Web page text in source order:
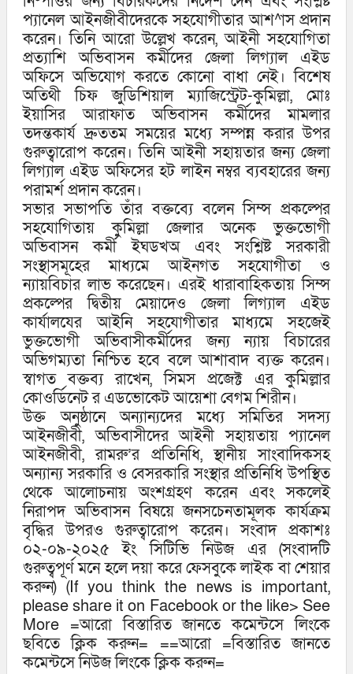
প্যানেল আইনজীবীদেরকে সহযোগীতার আশ^াস প্রদান
করেন। তিনি আরো উল্লেখ করেন, আইনী সহযোগিতা
প্রত্যাশি অভিবাসন কর্মীদের জেলা লিগ্যাল এইড
অফিসে অভিযোগ করতে কোনো বাধা নেই। বিশেষ
অতিথী চিফ জুডিশিয়াল ম্যাজিস্ট্রেট-কুমিল্লা, মোঃ
ইয়াসির আরাফাত অভিবাসন কর্মীদের মামলার
তদন্তকার্য দ্রুততম সময়ের মধ্যে সম্পন্ন করার উপর
গুরুত্বারোপ করেন। তিনি আইনী সহায়তার জন্য জেলা
লিগ্যাল এইড অফিসের হট লাইন নম্বর ব্যবহারের জন্য
পরামর্শ প্রদান করেন।
সভার সভাপতি তাঁর বক্তব্যে বলেন সিম্স প্রকল্পের
সহযোগিতায় কুমিল্লা জেলার অনেক ভুক্তভোগী
অভিবাসন কর্মী ইঘডখঅ এবং সংশ্লিষ্ট সরকারী
সংস্থাসমূহের মাধ্যমে আইনগত সহযোগীতা ও
ন্যায়বিচার লাভ করেছেন। এরই ধারাবাহিকতায় সিম্স
প্রকল্পের দ্বিতীয় মেয়াদেও জেলা লিগ্যাল এইড
কার্যালযের আইনি সহযোগীতার মাধ্যমে সহজেই
ভুক্তভোগী অভিবাসীকর্মীদের জন্য ন্যায় বিচারের
অভিগম্যতা নিশ্চিত হবে বলে আশাবাদ ব্যক্ত করেন।
স্বাগত বক্তব্য রাখেন, সিমস প্রজেক্ট এর কুমিল্লার
কোওর্ডিনেট র এডভোকেট আয়েশা বেগম শিরীন।
উক্ত অনুষ্ঠানে অন্যান্যদের মধ্যে সমিতির সদস্য
আইনজীবী, অভিবাসীদের আইনী সহায়তায় প্যানেল
আইনজীবী, রামরু’র প্রতিনিধি, স্থানীয় সাংবাদিকসহ
অন্যান্য সরকারি ও বেসরকারি সংস্থার প্রতিনিধি উপস্থিত
থেকে আলোচনায় অংশগ্রহণ করেন এবং সকলেই
নিরাপদ অভিবাসন বিষয়ে জনসচেনতামূলক কার্যক্রম
বৃদ্ধির উপরও গুরুত্বারোপ করেন। সংবাদ প্রকাশঃ
০২-০৯-২০২৫ ইং সিটিভি নিউজ এর (সংবাদটি
গুরুত্বপূর্ণ মনে হলে দয়া করে ফেসবুকে লাইক বা শেয়ার
করুন) (If you think the news is important,
please share it on Facebook or the like> See
More =আরো বিস্তারিত জানতে কমেন্টসে লিংকে
ছবিতে ক্লিক করুন= ==আরো =বিস্তারিত জানতে
কমেন্টসে নিউজ লিংকে ক্লিক করুন=